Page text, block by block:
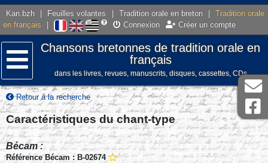
Kan.bzh Feuilles volantes Tradition orale en breton
Tradition orale
en français
Connexion Créer un compte
Menu
Chansons bretonnes de tradition orale en
français
dans les livres, revues, manuscrits, disques, cassettes, CDs
Retour à la recherche
Caractéristiques du chant-type
Bécam :
Référence Bécam : B-02674